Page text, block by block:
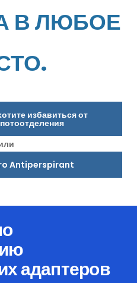
В ЛЮБОЕ
избавиться от
Antiperspirant
адаптеров